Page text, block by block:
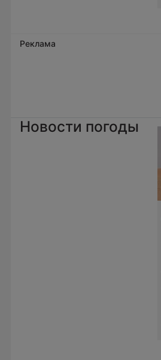
Реклама
Новости погоды